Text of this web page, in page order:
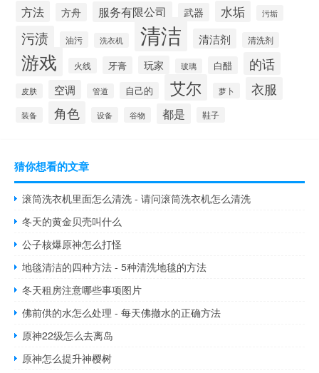
方法 方舟 服务有限公司 武器 水垢 污垢
污渍 油污 洗衣机 清洁 清洁剂 清洗剂
游戏 火线 牙膏 玩家 玻璃 白醋 的话
皮肤 空调 管道 自己的 艾尔 萝卜 衣服
装备 角色 设备 谷物 都是 鞋子
猜你想看的文章
滚筒洗衣机里面怎么清洗 - 请问滚筒洗衣机怎么清洗
冬天的黄金贝壳叫什么
公子核爆原神怎么打怪
地毯清洁的四种方法 - 5种清洗地毯的方法
冬天租房注意哪些事项图片
佛前供的水怎么处理 - 每天佛撤水的正确方法
原神22级怎么去离岛
原神怎么提升神樱树